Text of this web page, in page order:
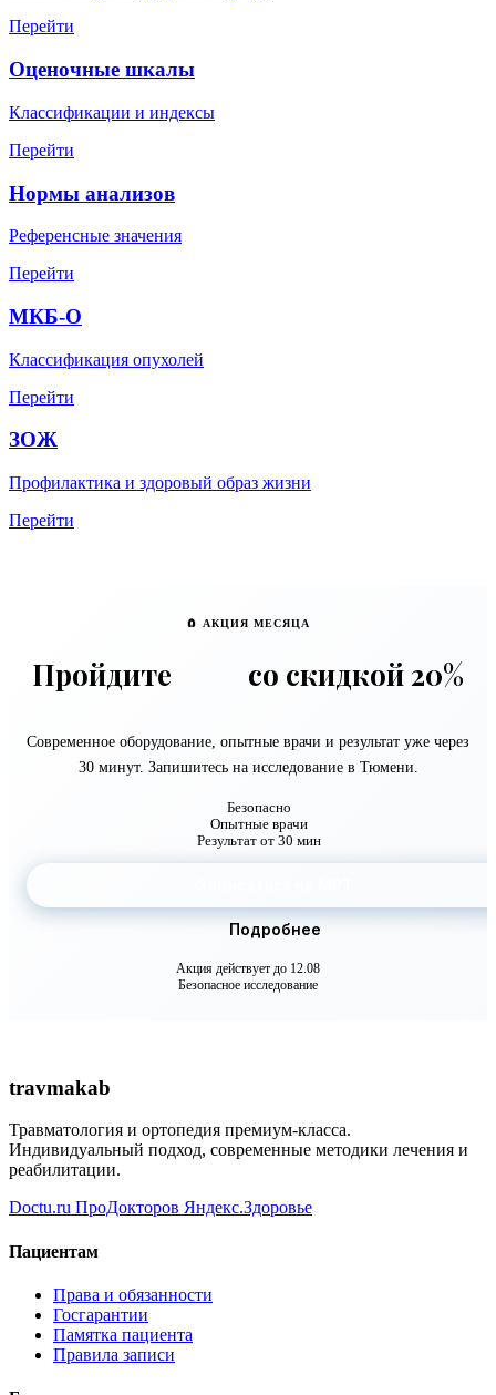
Перейти
Оценочные шкалы
Классификации и индексы
Перейти
Нормы анализов
Референсные значения
Перейти
МКБ-О
Классификация опухолей
Перейти
ЗОЖ
Профилактика и здоровый образ жизни
Перейти
🧲 АКЦИЯ МЕСЯЦА
Пройдите со скидкой 20%
Современное оборудование, опытные врачи и результат уже через
30 минут. Запишитесь на исследование в Тюмени.
Безопасно
Опытные врачи
Результат от 30 мин
Подробнее
Акция действует до 12.08
Безопасное исследование
travmakab
Травматология и ортопедия премиум-класса.
Индивидуальный подход, современные методики лечения и
реабилитации.
Doctu.ru ПроДокторов Яндекс.Здоровье
Пациентам
Права и обязанности
Госгарантии
Памятка пациента
Правила записи